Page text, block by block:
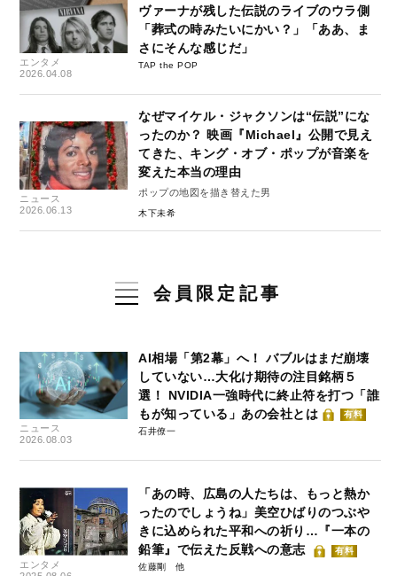
エンタメ
2026.04.08
ヴァーナが残した伝説のライブのウラ側
「葬式の時みたいにかい？」「ああ、ま
さにそんな感じだ」
TAP the POP
ニュース
2026.06.13
なぜマイケル・ジャクソンは“伝説”にな
ったのか？ 映画『Michael』公開で見え
てきた、キング・オブ・ポップが音楽を
変えた本当の理由
ポップの地図を描き替えた男
木下未希
会員限定記事
ニュース
2026.08.03
AI相場「第2幕」へ！ バブルはまだ崩壊
していない…大化け期待の注目銘柄５
選！ NVIDIA一強時代に終止符を打つ「誰
もが知っている」あの会社とは
有料
石井僚一
エンタメ
「あの時、広島の人たちは、もっと熱か
ったのでしょうね」美空ひばりのつぶや
きに込められた平和への祈り…『一本の
鉛筆』で伝えた反戦への意志
有料
佐藤剛